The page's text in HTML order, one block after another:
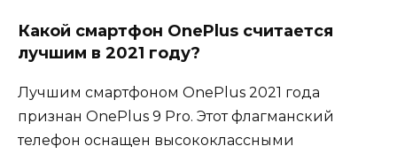
Какой смартфон OnePlus считается
лучшим в 2021 году?
Лучшим смартфоном OnePlus 2021 года
признан OnePlus 9 Pro. Этот флагманский
телефон оснащен высококлассными